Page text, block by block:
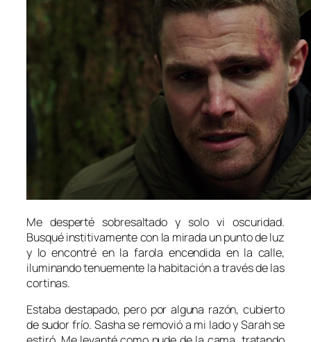
Me desperté sobresaltado y solo vi oscuridad.
Busqué institivamente con la mirada un punto de luz
y lo encontré en la farola encendida en la calle,
iluminando tenuemente la habitación a través de las
cortinas.
Estaba destapado, pero por alguna razón, cubierto
de sudor frío. Sasha se removió a mi lado y Sarah se